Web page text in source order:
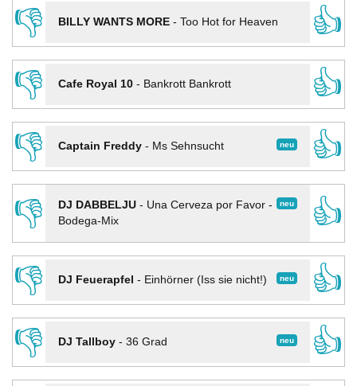
👎
BILLY WANTS MORE- Too Hot for Heaven
👍
👎
Cafe Royal 10- Bankrott Bankrott
👍
👎
neu
Captain Freddy- Ms Sehnsucht
👍
👎
neu
DJ DABBELJU- Una Cerveza por Favor -
Bodega-Mix
👍
👎
neu
DJ Feuerapfel - Einhörner (Iss sie nicht!)
👍
👎
neu
DJ Tallboy- 36 Grad
👍